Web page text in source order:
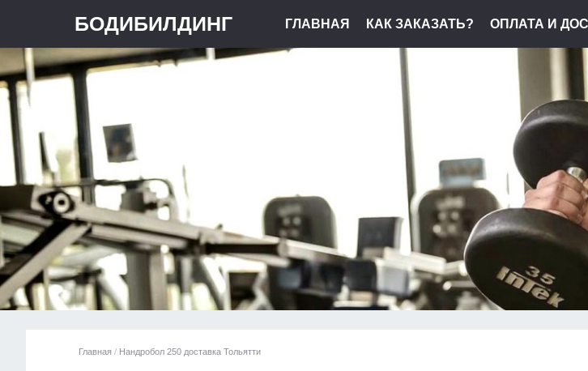
БОДИБИЛДИНГ ГЛАВНАЯ КАК ЗАКАЗАТЬ? ОПЛАТА И
Главная / Нандробол 250 доставка Тольятти